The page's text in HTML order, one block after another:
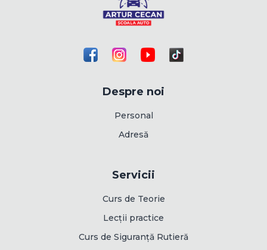
Despre noi
Personal
Adresă
Servicii
Curs de Teorie
Lecții practice
Curs de Siguranță Rutieră